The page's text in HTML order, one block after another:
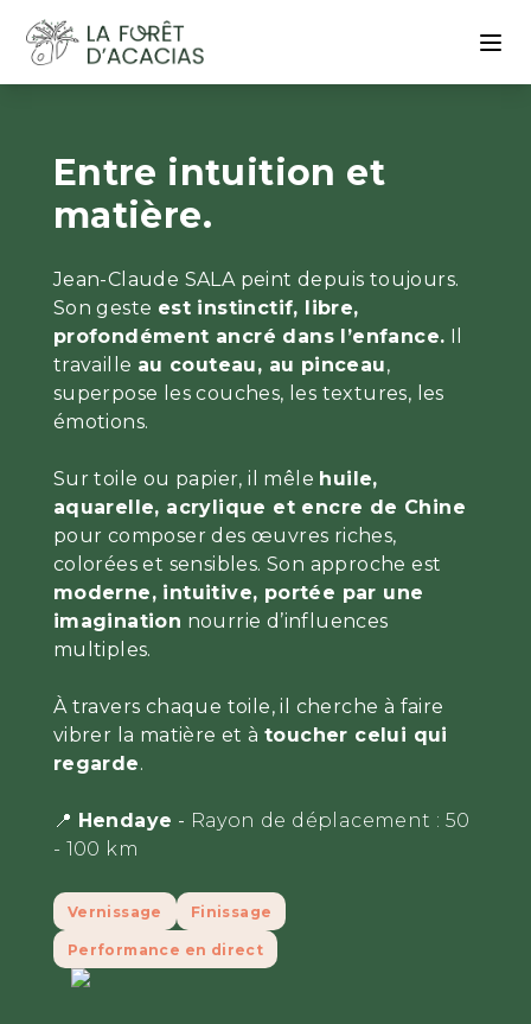
Entre intuition et
matière.
Jean-Claude SALA peint depuis toujours.
Son geste est instinctif, libre,
profondément ancré dans l’enfance. Il
travaille au couteau, au pinceau,
superpose les couches, les textures, les
émotions.
Sur toile ou papier, il mêle huile,
aquarelle, acrylique et encre de Chine
pour composer des œuvres riches,
colorées et sensibles. Son approche est
moderne, intuitive, portée par une
imagination nourrie d’influences
multiples.
À travers chaque toile, il cherche à faire
vibrer la matière et à toucher celui qui
regarde.
📍 Hendaye - Rayon de déplacement : 50
- 100 km
Vernissage Finissage
Performance en direct